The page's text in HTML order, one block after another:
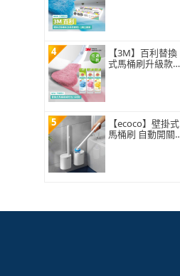
4
【3M】百利替換
式馬桶刷升級款
5
【ecoco】壁掛式
馬桶刷 自動開關